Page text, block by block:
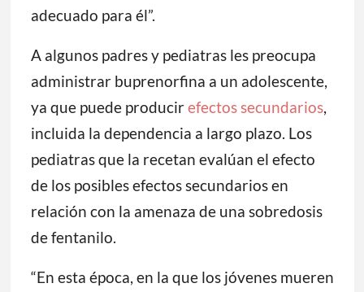
adecuado para él”.
A algunos padres y pediatras les preocupa
administrar buprenorfina a un adolescente,
ya que puede producirefectos secundarios,
incluida la dependencia a largo plazo. Los
pediatras que la recetan evalúan el efecto
de los posibles efectos secundarios en
relación con la amenaza de una sobredosis
de fentanilo.
“En esta época, en la que los jóvenes mueren